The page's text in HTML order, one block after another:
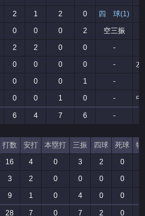
2 1 2 0
四 球(1)
0 0 0 2
空三振
2 2 0 0
-
0 0 0 0 -
左
0 0 0 1
-
0 0 1 0 -
6 4 7 6 -
打数 安打 本塁打 三振 四球 死球
犠
16 4 0 3 2 0
3 2 0 0 0 0
9 1 0 4 0 0
28 7 0 7 2 0